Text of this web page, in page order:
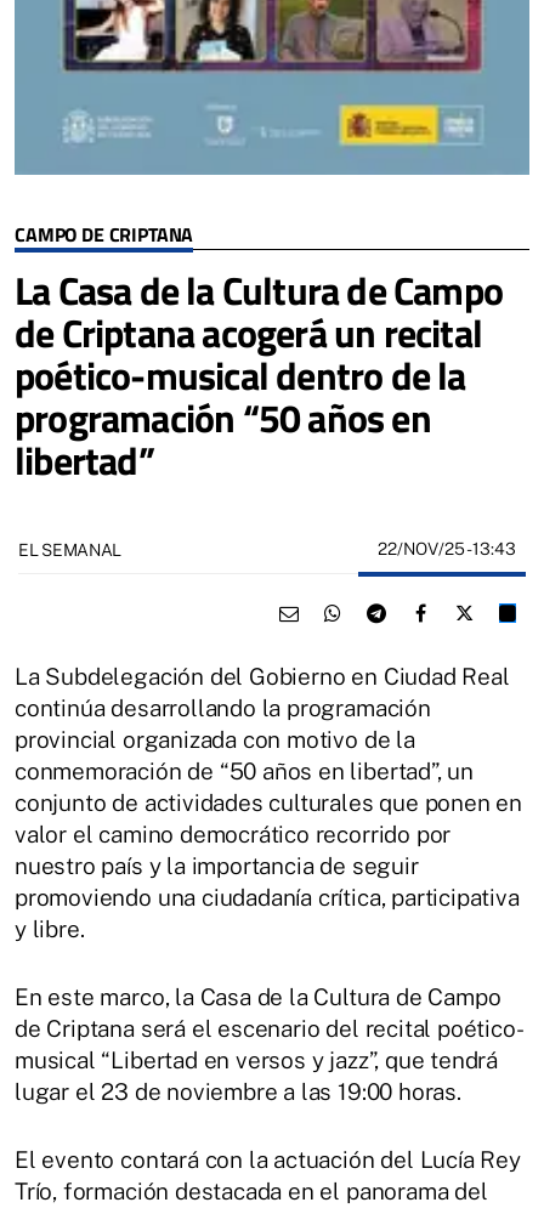
CAMPO DE CRIPTANA
La Casa de la Cultura de Campo
de Criptana acogerá un recital
poético-musical dentro de la
programación “50 años en
libertad”
EL SEMANAL 22/NOV/25- 13:43
La Subdelegación del Gobierno en Ciudad Real
continúa desarrollando la programación
provincial organizada con motivo de la
conmemoración de “50 años en libertad”, un
conjunto de actividades culturales que ponen en
valor el camino democrático recorrido por
nuestro país y la importancia de seguir
promoviendo una ciudadanía crítica, participativa
y libre.
En este marco, la Casa de la Cultura de Campo
de Criptana será el escenario del recital poético-
musical “Libertad en versos y jazz”, que tendrá
lugar el 23 de noviembre a las 19:00 horas.
El evento contará con la actuación del Lucía Rey
Trío, formación destacada en el panorama del